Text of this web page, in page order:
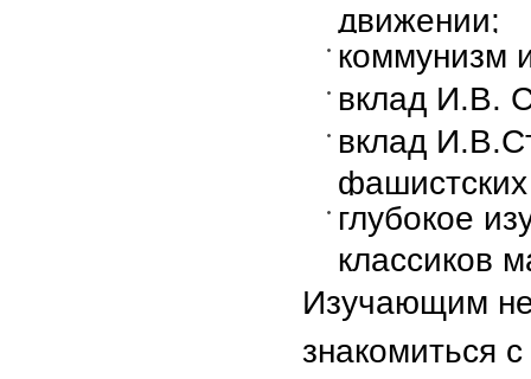
движении;
коммунизм
вклад И.В.
вклад
фашистских
глубокое
классиков
Изучающим
знакомиться